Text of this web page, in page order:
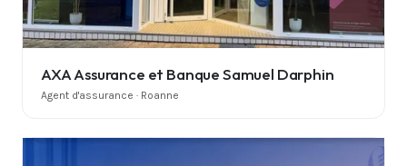
AXA Assurance et Banque Samuel Darphin
Agent d'assurance · Roanne